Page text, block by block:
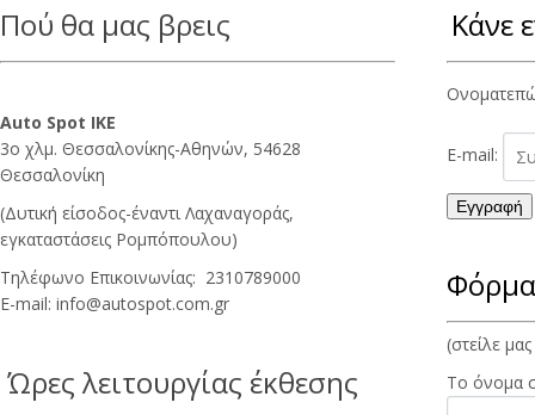
Πού θα μας βρεις
Auto Spot ΙΚΕ
3ο χλμ. Θεσσαλονίκης-Αθηνών, 54628
Θεσσαλονίκη
(Δυτική είσοδος-έναντι Λαχαναγοράς,
εγκαταστάσεις Ρομπόπουλου)
Τηλέφωνο Επικοινωνίας: 2310789000
Ε-mail: info@autospot.com.gr
Ώρες λειτουργίας έκθεσης
Κάνε
E-mail:
(στείλε
Το όνομα